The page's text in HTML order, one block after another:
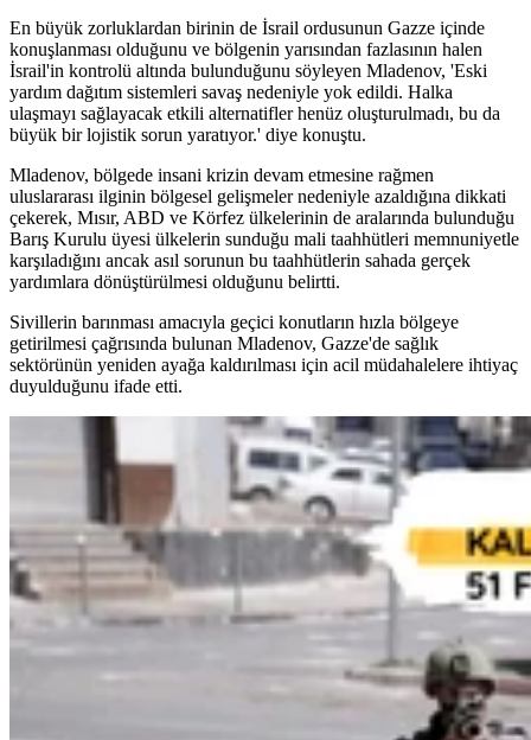
En büyük zorluklardan birinin de İsrail ordusunun Gazze içinde
konuşlanması olduğunu ve bölgenin yarısından fazlasının halen
İsrail'in kontrolü altında bulunduğunu söyleyen Mladenov, 'Eski
yardım dağıtım sistemleri savaş nedeniyle yok edildi. Halka
ulaşmayı sağlayacak etkili alternatifler henüz oluşturulmadı, bu da
büyük bir lojistik sorun yaratıyor.' diye konuştu.
Mladenov, bölgede insani krizin devam etmesine rağmen
uluslararası ilginin bölgesel gelişmeler nedeniyle azaldığına dikkati
çekerek, Mısır, ABD ve Körfez ülkelerinin de aralarında bulunduğu
Barış Kurulu üyesi ülkelerin sunduğu mali taahhütleri memnuniyetle
karşıladığını ancak asıl sorunun bu taahhütlerin sahada gerçek
yardımlara dönüştürülmesi olduğunu belirtti.
Sivillerin barınması amacıyla geçici konutların hızla bölgeye
getirilmesi çağrısında bulunan Mladenov, Gazze'de sağlık
sektörünün yeniden ayağa kaldırılması için acil müdahalelere ihtiyaç
duyulduğunu ifade etti.